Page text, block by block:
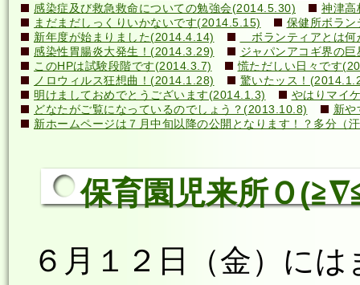
感染症及び救急救命についての勉強会(2014.5.30)
神津高
まだまだしっくりいかないです(2014.5.15)
保健所ボラ
新年度が始まりました(2014.4.14)
ボランティアとは
感染性胃腸炎大発生！(2014.3.29)
ジャパンアコギ界の
このHPは試験段階です(2014.3.7)
慌ただしい日々です
ノロウィルス狂想曲！(2014.1.28)
驚いたッス！
明けましておめでとうございます(2014.1.3)
やはりマイ
どなたがご覧になっているのでしょう？(2013.10.8)
新や
新ホームページは７月中旬以降の公開となります！？多分
保育園児来所Ｏ
６月１２日（金）に